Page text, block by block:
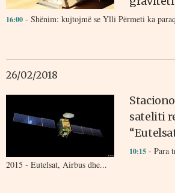
16:00 - Shënim: kujtojmë se Ylli Përmeti ka
26/02/2018
sateliti
10:15 - Para
2015 - Eutelsat, Airbus dhe...